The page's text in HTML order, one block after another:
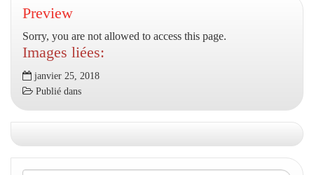
Preview
Sorry, you are not allowed to access this page.
Images liées:
janvier 25, 2018
Publié dans